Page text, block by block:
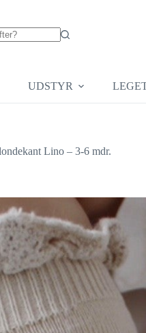
UDSTYR
Lino – 3-6 mdr.